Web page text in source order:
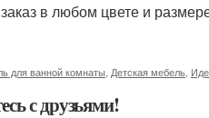
в любом цвете и
для ванной комнаты Детская мебель
с друзьями!